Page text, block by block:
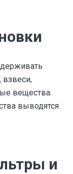
взвеси,
вещества.
выводятся
и